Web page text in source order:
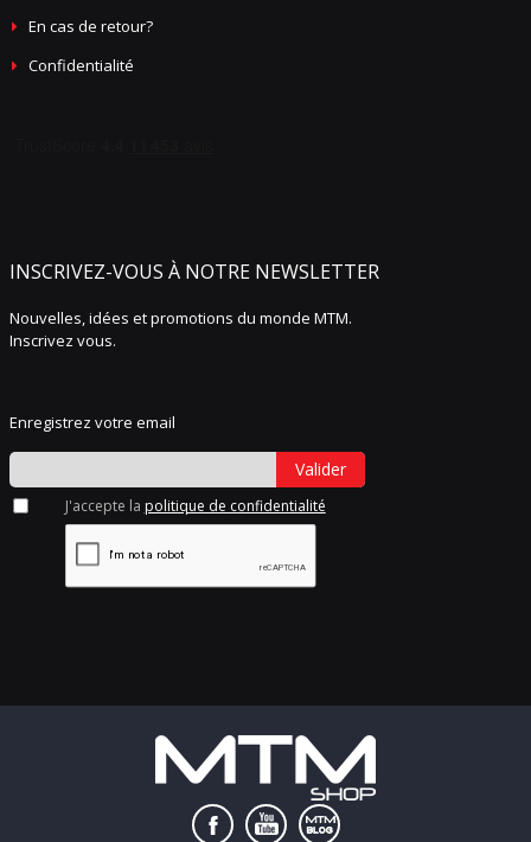
En cas de retour?
Confidentialité
INSCRIVEZ-VOUS À NOTRE NEWSLETTER
Nouvelles, idées et promotions du monde MTM.
Inscrivez vous.
Enregistrez votre email
Valider
J'accepte la politique de confidentialité